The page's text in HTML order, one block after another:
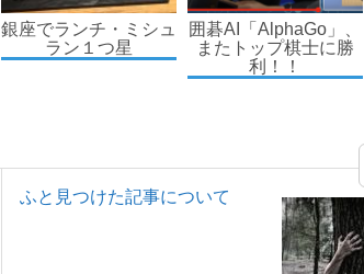
銀座でランチ・ミシュ
ラン１つ星
囲碁AI「AlphaGo」、
またトップ棋士に勝
利！！
ふと見つけた記事について